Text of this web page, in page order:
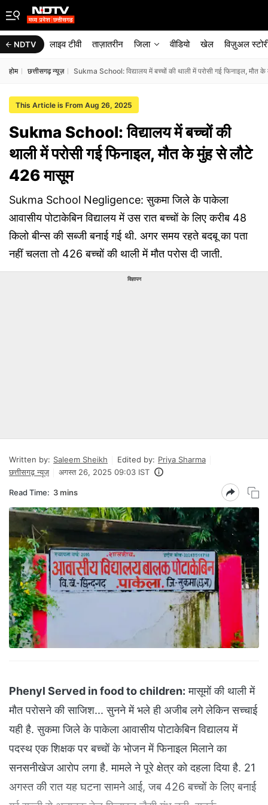
NDTV लाइव टीवी ताज़ातरीन जिला वीडियो खेल विज़ुअल
होम छत्तीसगढ़ न्यूज़ Sukma School: विद्यालय में बच्चों की थाली में परोसी गई फिनाइल, मौत
This Article is From Aug 26, 2025
Sukma School: विद्यालय में बच्चों की
थाली में परोसी गई फिनाइल, मौत के मुंह से लौटे
426 मासूम
Sukma School Negligence: सुकमा जिले के पाकेला
आवासीय पोटाकेबिन विद्यालय में उस रात बच्चों के लिए करीब 48
किलो बीन्स की सब्जी बनाई गई थी. अगर समय रहते बदबू का पता
नहीं चलता तो 426 बच्चों की थाली में मौत परोस दी जाती.
विज्ञापन
Written by: Saleem Sheikh Edited by: Priya Sharma
छत्तीसगढ़ न्यूज़
अगस्त 26, 2025 09:03 IST
Read Time: 3 mins
Phenyl Served in food to children: मासूमों की थाली में
मौत परोसने की साजिश... सुनने में भले ही अजीब लगे लेकिन सच्चाई
यही है. सुकमा जिले के पाकेला आवासीय पोटाकेबिन विद्यालय में
पदस्थ एक शिक्षक पर बच्चों के भोजन में फिनाइल मिलाने का
सनसनीखेज आरोप लगा है. मामले ने पूरे क्षेत्र को दहला दिया है. 21
अगस्त की रात यह घटना सामने आई, जब 426 बच्चों के लिए बनाई